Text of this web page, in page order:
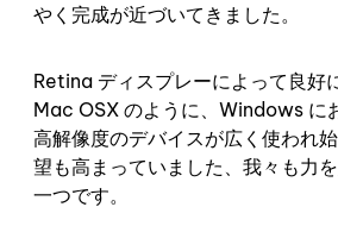
やく完成が近づいてきました。
Retina ディスプレーによって良好
Mac OSX のように、Windows に
高解像度のデバイスが広く使われ
望も高まっていました、我々も力
一つです。